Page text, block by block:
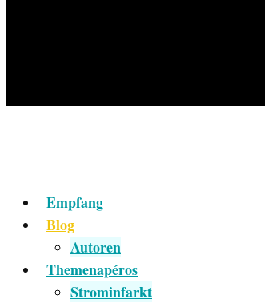
Empfang
Blog
Autoren
Themenapéros
Strominfarkt